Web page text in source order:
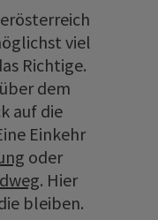
viel
Richtige.
dem
auf die
Einkehr
oder
. Hier
bleiben.